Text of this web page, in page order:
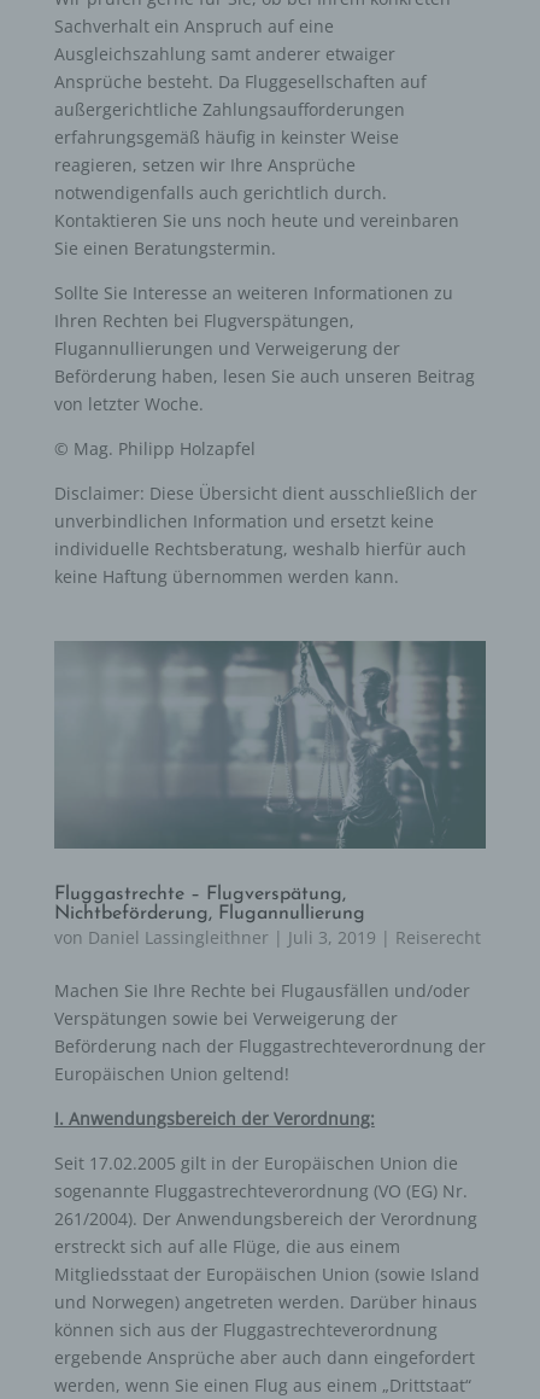
Sachverhalt ein Anspruch auf eine
Ausgleichszahlung samt anderer etwaiger
Ansprüche besteht. Da Fluggesellschaften auf
außergerichtliche Zahlungsaufforderungen
erfahrungsgemäß häufig in keinster Weise
reagieren, setzen wir Ihre Ansprüche
notwendigenfalls auch gerichtlich durch.
Kontaktieren Sie uns noch heute und vereinbaren
Sie einen Beratungstermin.
Sollte Sie Interesse an weiteren Informationen zu
Ihren Rechten bei Flugverspätungen,
Flugannullierungen und Verweigerung der
Beförderung haben, lesen Sie auch unseren Beitrag
von letzter Woche.
© Mag. Philipp Holzapfel
Disclaimer: Diese Übersicht dient ausschließlich der
unverbindlichen Information und ersetzt keine
individuelle Rechtsberatung, weshalb hierfür auch
keine Haftung übernommen werden kann.
Fluggastrechte – Flugverspätung,
Nichtbeförderung, Flugannullierung
von Daniel Lassingleithner| Juli 3, 2019 | Reiserecht
Machen Sie Ihre Rechte bei Flugausfällen und/oder
Verspätungen sowie bei Verweigerung der
Beförderung nach der Fluggastrechteverordnung der
Europäischen Union geltend!
I. Anwendungsbereich der Verordnung:
Seit 17.02.2005 gilt in der Europäischen Union die
sogenannte Fluggastrechteverordnung (VO (EG) Nr.
261/2004). Der Anwendungsbereich der Verordnung
erstreckt sich auf alle Flüge, die aus einem
Mitgliedsstaat der Europäischen Union (sowie Island
und Norwegen) angetreten werden. Darüber hinaus
können sich aus der Fluggastrechteverordnung
ergebende Ansprüche aber auch dann eingefordert
werden, wenn Sie einen Flug aus einem „Drittstaat“